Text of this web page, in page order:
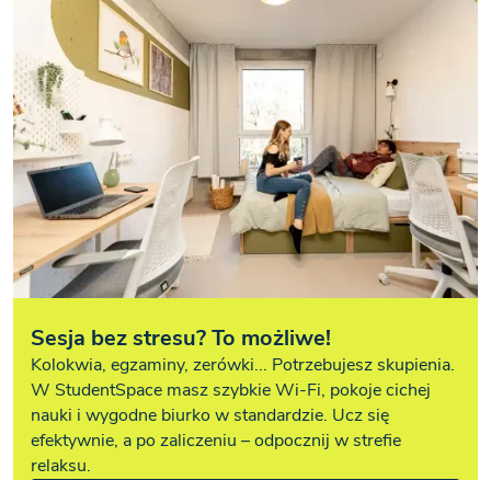
Sesja bez stresu? To możliwe!
Kolokwia, egzaminy, zerówki... Potrzebujesz skupienia.
W StudentSpace masz szybkie Wi-Fi, pokoje cichej
nauki i wygodne biurko w standardzie. Ucz się
efektywnie, a po zaliczeniu – odpocznij w strefie
relaksu.